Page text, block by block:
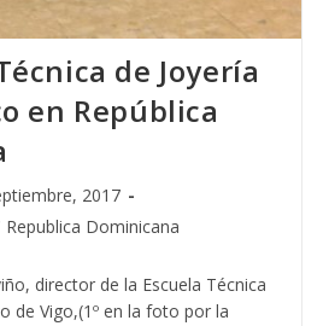
de Joyería
en República
2017
Republica Dominicana
director de la Escuela Técnica
de Vigo,(1º en la foto por la